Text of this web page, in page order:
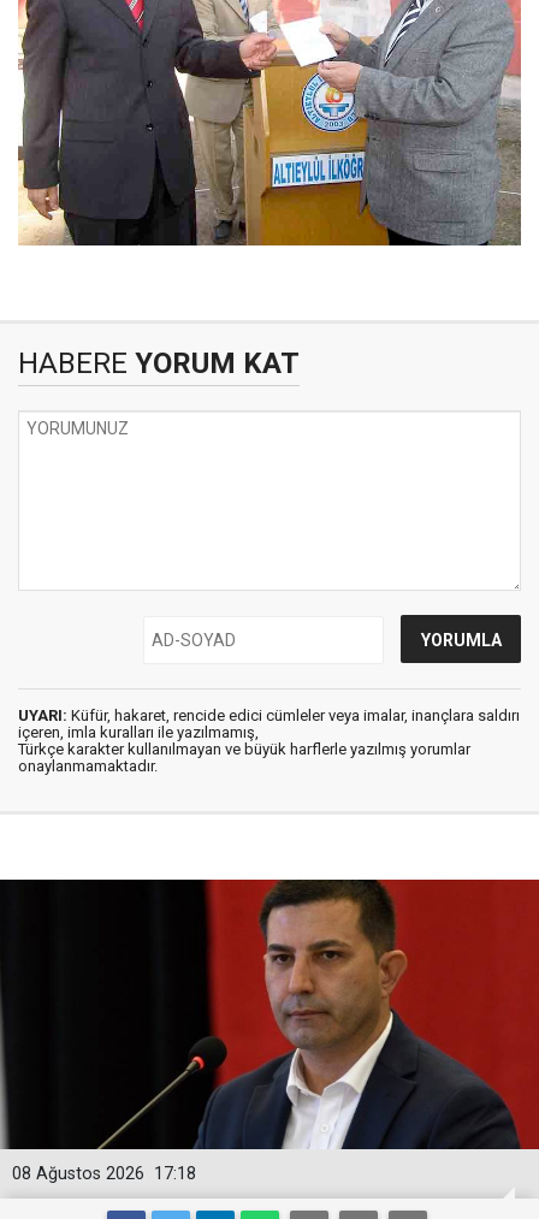
HABERE YORUM KAT
UYARI: Küfür, hakaret, rencide edici cümleler veya imalar, inançlara saldırı
içeren, imla kuralları ile yazılmamış,
Türkçe karakter kullanılmayan ve büyük harflerle yazılmış yorumlar
onaylanmamaktadır.
17:18
08 Ağustos 2026